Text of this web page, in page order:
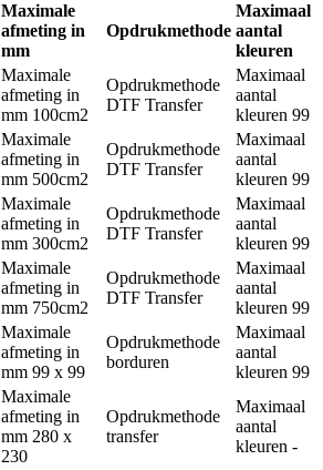
Maximale
afmeting in
mm
Opdrukmethode
Maximaal
aantal
kleuren
Maximale
afmeting in
mm 100cm2
Opdrukmethode
DTF Transfer
Maximaal
aantal
kleuren 99
Maximale
afmeting in
mm 500cm2
Opdrukmethode
DTF Transfer
Maximaal
aantal
kleuren 99
Maximale
afmeting in
mm 300cm2
Opdrukmethode
DTF Transfer
Maximaal
aantal
kleuren 99
Maximale
afmeting in
mm 750cm2
Opdrukmethode
DTF Transfer
Maximaal
aantal
kleuren 99
Maximale
afmeting in
mm 99 x 99
Opdrukmethode
borduren
Maximaal
aantal
kleuren 99
Maximale
afmeting in
mm 280 x
230
Opdrukmethode
transfer
Maximaal
aantal
kleuren -